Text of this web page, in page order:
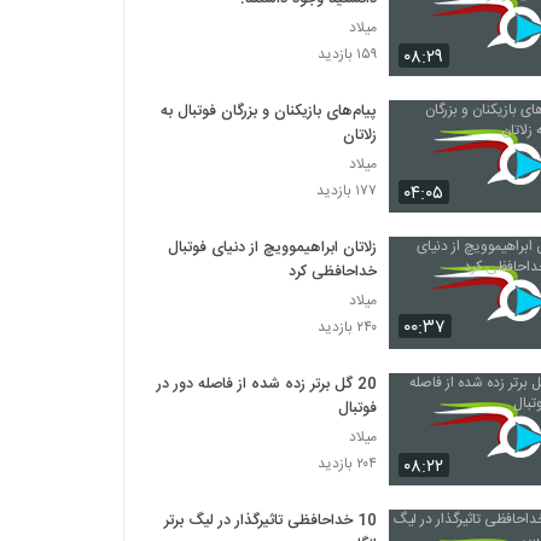
۰۸:۲۹
میلاد
۱۵۹ بازدید
۰۴:۰۵
پیام‌های بازیکنان و بزرگان فوتبال به
زلاتان
میلاد
۱۷۷ بازدید
۰۰:۳۷
زلاتان ابراهیموویچ از دنیای فوتبال
خداحافظی کرد
میلاد
۲۴۰ بازدید
۰۸:۲۲
20 گل برتر زده شده از فاصله دور در
فوتبال
میلاد
۲۰۴ بازدید
10 خداحافظی تاثیرگذار در لیگ برتر